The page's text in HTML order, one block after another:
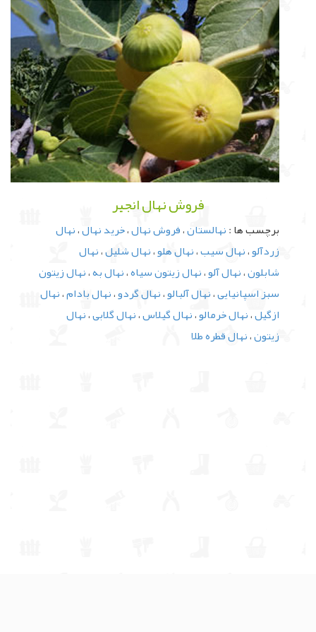
فروش نهال انجیر
برچسب ها :نهالستان،فروش نهال،خرید نهال،نهال
زردآلو،نهال سیب،نهال هلو،نهال شلیل،نهال
شابلون،نهال آلو،نهال زیتون سیاه،نهال به،نهال زیتون
سبز اسپانیایی،نهال آلبالو،نهال گردو،نهال بادام،نهال
ازگیل،نهال خرمالو،نهال گیلاس،نهال گلابی،نهال
زیتون،نهال قطره طلا